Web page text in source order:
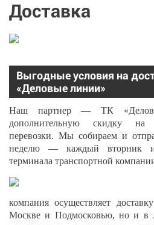
Доставка
Выгодные условия на
«Деловые линии»
Наш партнер — ТК
дополнительную скидку на
перевозки. Мы собираем и
неделю — каждый вторник и
терминала транспортной
компания осуществляет
Москве и Подмосковью, но и в